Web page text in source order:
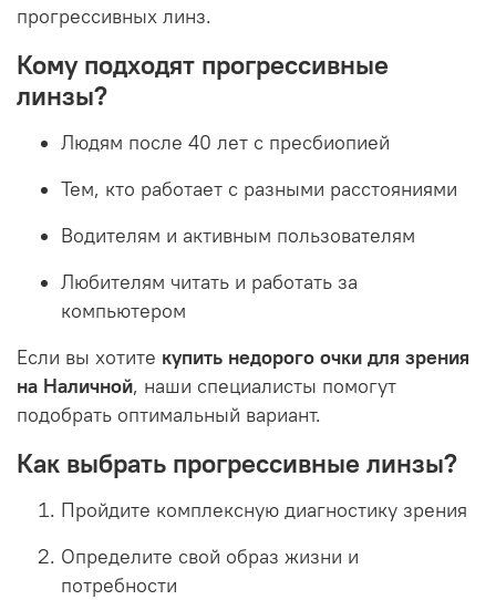
прогрессивных линз.
Кому подходят прогрессивные
линзы?
Людям после 40 лет с пресбиопией
Тем, кто работает с разными расстояниями
Водителям и активным пользователям
Любителям читать и работать за
компьютером
Если вы хотите купить недорого очки для зрения
на Наличной, наши специалисты помогут
подобрать оптимальный вариант.
Как выбрать прогрессивные линзы?
Пройдите комплексную диагностику зрения
Определите свой образ жизни и
потребности